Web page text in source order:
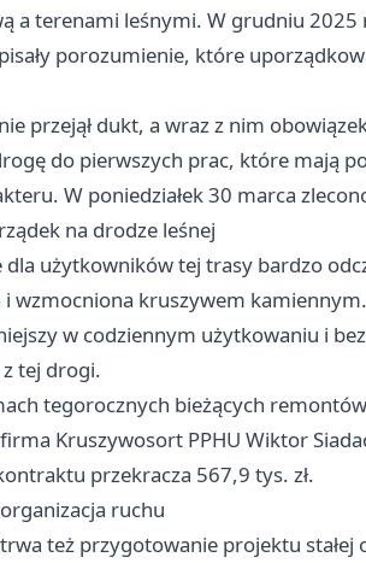
a terenami leśnymi. W grudniu 2025
porozumienie, które
przejął dukt, a wraz z nim
do pierwszych prac, które mają
W poniedziałek 30 marca
na drodze leśnej
użytkowników tej trasy bardzo
wzmocniona kruszywem
w codziennym użytkowaniu i
tej drogi.
tegorocznych bieżących
Kruszywosort PPHU Wiktor
przekracza 567,9 tys. zł.
ruchu
też przygotowanie projektu stałej